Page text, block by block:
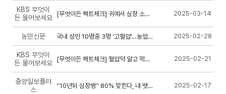
KBS 무엇이
든 물어보세요
[무엇이든 팩트체크] 귀에서 심장 소리 들리면 뇌혈관 질환 의심 신호? 2025-03-14
농민신문 국내 성인 10명중 3명 ‘고혈압’…농업인 많은 이유? 2025-02-28
KBS 무엇이
든 물어보세요
[무엇이든 팩트체크] 혈압약 알고 먹어야 효과 높이고 부작용 막는다? 2025-02-21
중앙일보플러
스
“10년뒤 심장병” 80% 맞힌다, 내 뱃살로 시한폭탄 찾는 법 2025-02-17